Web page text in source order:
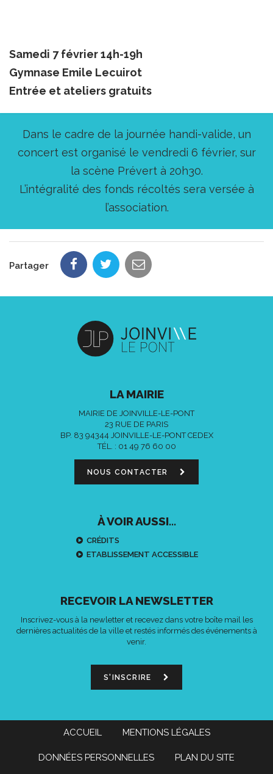
Samedi 7 février 14h-19h
Gymnase Emile Lecuirot
Entrée et ateliers gratuits
Dans le cadre de la journée handi-valide, un
concert est organisé le vendredi 6 février, sur
la scène Prévert à 20h30.
L’intégralité des fonds récoltés sera versée à
l’association.
Partager
LA MAIRIE
MAIRIE DE JOINVILLE-LE-PONT
23 RUE DE PARIS
BP. 83 94344 JOINVILLE-LE-PONT CEDEX
TÉL. : 01 49 76 60 00
NOUS CONTACTER
À VOIR AUSSI...
CRÉDITS
ETABLISSEMENT ACCESSIBLE
RECEVOIR LA NEWSLETTER
Inscrivez-vous à la newletter et recevez dans votre boîte mail les
dernières actualités de la ville et restés informés des événements à
venir.
S'INSCRIRE
ACCUEIL MENTIONS LÉGALES
DONNÉES PERSONNELLES PLAN DU SITE